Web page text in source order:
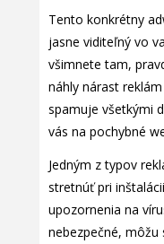
Tento konkrétny
jasne viditeľný vo
všimnete tam,
náhly nárast
spamuje všetkými
vás na pochybné
Jedným z typov
stretnúť pri
upozornenia na
nebezpečné,